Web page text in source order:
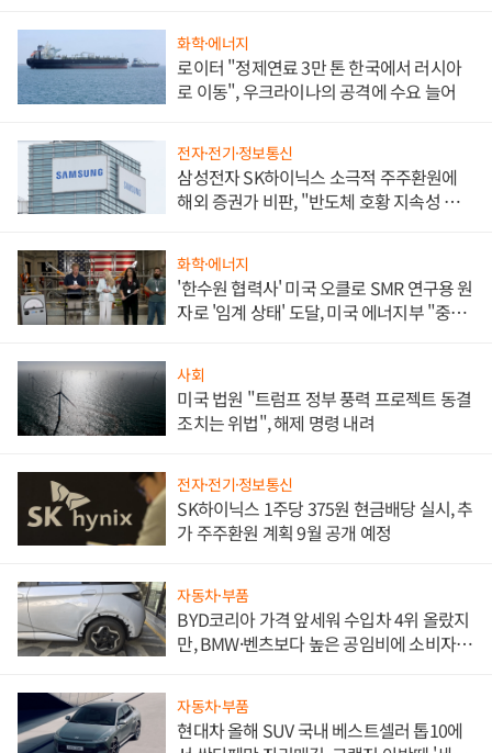
화학·에너지
로이터 "정제연료 3만 톤 한국에서 러시아
로 이동", 우크라이나의 공격에 수요 늘어
전자·전기·정보통신
삼성전자 SK하이닉스 소극적 주주환원에
해외 증권가 비판, "반도체 호황 지속성 의
화학·에너지
'한수원 협력사' 미국 오클로 SMR 연구용 원
자로 '임계 상태' 도달, 미국 에너지부 "중요
사회
미국 법원 "트럼프 정부 풍력 프로젝트 동결
조치는 위법", 해제 명령 내려
전자·전기·정보통신
SK하이닉스 1주당 375원 현금배당 실시, 추
가 주주환원 계획 9월 공개 예정
자동차·부품
BYD코리아 가격 앞세워 수입차 4위 올랐지
만, BMW·벤츠보다 높은 공임비에 소비자
자동차·부품
현대차 올해 SUV 국내 베스트셀러 톱10에